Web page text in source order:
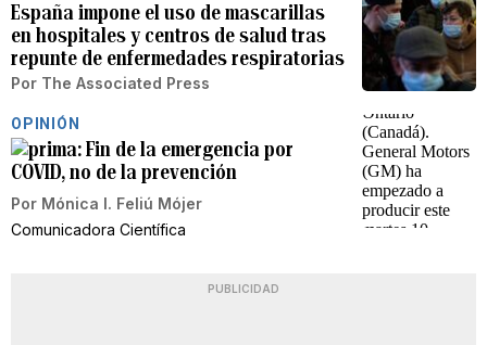
España impone el uso de mascarillas
en hospitales y centros de salud tras
repunte de enfermedades respiratorias
Por The Associated Press
OPINIÓN
Fin de la emergencia por
COVID, no de la prevención
Por Mónica I. Feliú Mójer
Comunicadora Científica
PUBLICIDAD